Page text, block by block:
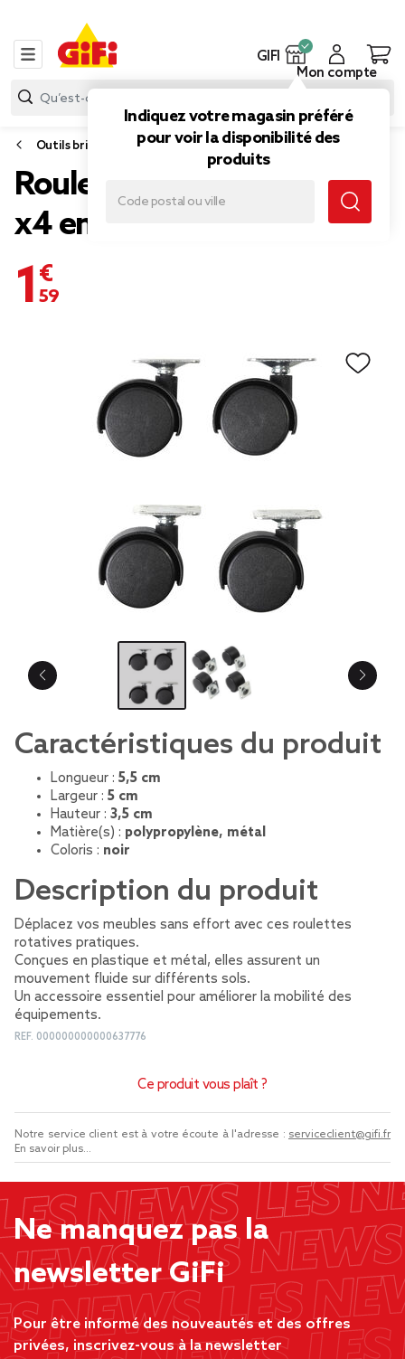
GIFI
Indiquez votre magasin préféré
pour voir la disponibilité des
produits
Mon compte
Outils bricolage
Roulettes rotatives noires
x4 en plastique et métal
1,59 €
Caractéristiques du produit
Longueur : 5,5 cm
Largeur : 5 cm
Hauteur : 3,5 cm
Matière(s) : polypropylène, métal
Coloris : noir
Description du produit
Déplacez vos meubles sans effort avec ces roulettes
rotatives pratiques.
Conçues en plastique et métal, elles assurent un
mouvement fluide sur différents sols.
Un accessoire essentiel pour améliorer la mobilité des
équipements.
REF. 000000000000637776
Ce produit vous plaît ?
Notre service client est à votre écoute à l'adresse : serviceclient@gifi.fr
En savoir plus...
Ne manquez pas la
newsletter GiFi
Pour être informé des nouveautés et des offres
privées, inscrivez-vous à la newsletter